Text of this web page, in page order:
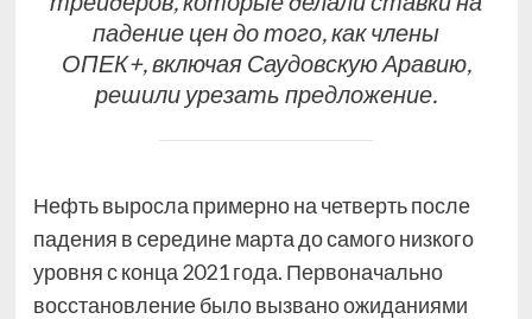
падение цен до того, как члены
ОПЕК+, включая Саудовскую Аравию,
решили урезать предложение.
Нефть выросла примерно на четверть после
падения в середине марта до самого низкого
уровня с конца 2021 года. Первоначально
восстановление было вызвано ожиданиями